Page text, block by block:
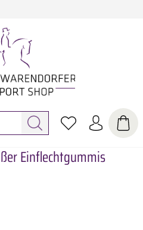
Einflechtgummis